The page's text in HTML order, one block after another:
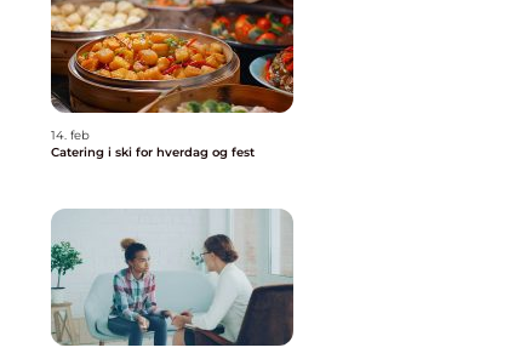
14. feb
Catering i ski for hverdag og fest